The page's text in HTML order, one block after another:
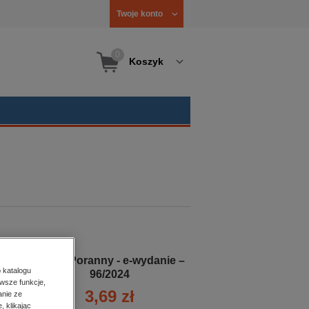
Twoje konto
Koszyk
Kurier Poranny - e-wydanie –
96/2024
3,69 zł
katalogu
funkcje,
ze
klikając